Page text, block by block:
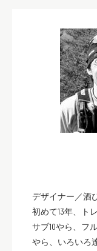
デザイナー／酒
初めて13年、ト
サブ10やら、フ
やら、いろいろ